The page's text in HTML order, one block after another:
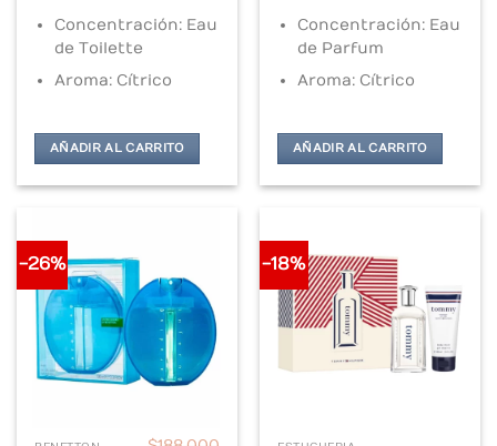
$385.000.
$337.000.
Concentración: Eau
de Toilette
Aroma: Cítrico
AÑADIR AL CARRITO
$235.000.$187.000.
Concentración: Eau
de Parfum
Aroma: Cítrico
AÑADIR AL CARRITO
-26% -18%